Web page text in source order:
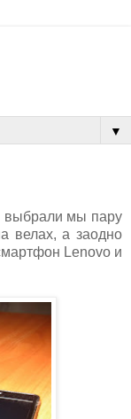
▼
выбрали мы пару
велах, а заодно
Lenovo и